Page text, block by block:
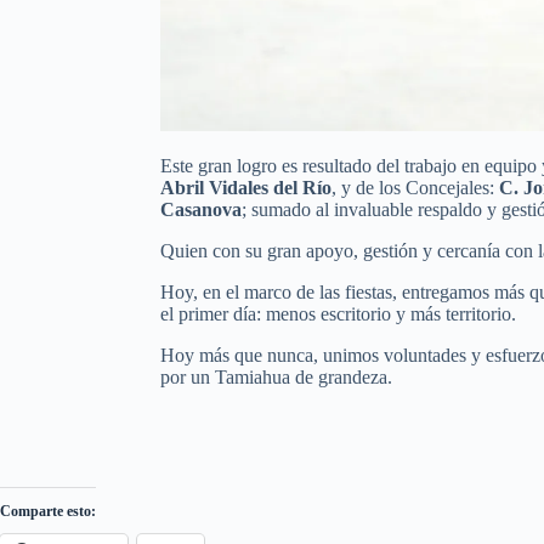
Este gran logro es resultado del trabajo en
Abril Vidales del Río, y de los Concejales: C.
Casanova; sumado al invaluable respaldo y
Quien con su gran apoyo, gestión y cercanía con
Hoy, en el marco de las fiestas, entregamos más
el primer día: menos escritorio y más territorio.
Hoy más que nunca, unimos voluntades y
por un Tamiahua de grandeza.
Comparte esto: